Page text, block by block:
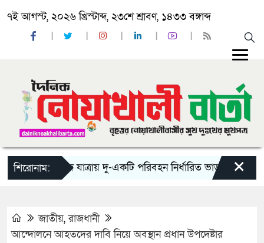
৭ই আগস্ট, ২০২৬ খ্রিস্টাব্দ, ২৩শে শ্রাবণ, ১৪৩৩ বঙ্গাব্দ
শিরোনাম:‘ঈদ যাত্রায় দু-একটি পরিবহন নির্ধারিত ভাড়ার চেয়েও কম
×
জাতীয়,রাজধানী
আন্দোলনে আহতদের দাবি নিয়ে অবস্থান প্রধান উপদেষ্টার